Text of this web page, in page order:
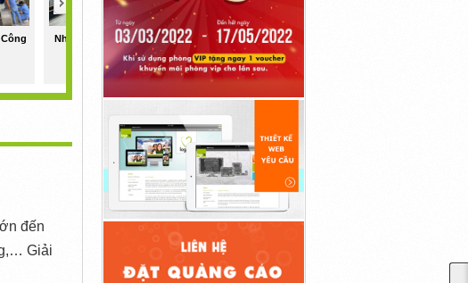
Những Lợi Ích Từ Công
Nghệ...
1,000đ
Những Điều Cần Biết Về
Kho...
10,000đ
đến
Giải